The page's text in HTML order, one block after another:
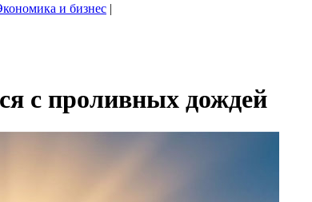
и бизнес |
с проливных дождей